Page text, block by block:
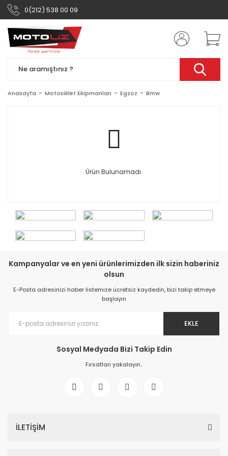
0(212) 538 00 09
Anasayfa Motosiklet Ekipmanları Egzoz Bmw
Ürün Bulunamadı.
Kampanyalar ve en yeni ürünlerimizden ilk sizin haberiniz
olsun
E-Posta adresinizi haber listemize ücretsiz kaydedin, bizi takip etmeye
başlayın
EKLE
Sosyal Medyada Bizi Takip Edin
Fırsatları yakalayın..
İLETİŞİM